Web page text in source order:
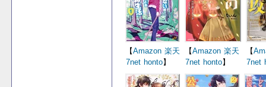
【Amazon 楽天
7net honto】
【Amazon 楽天
7net honto】
【
7net